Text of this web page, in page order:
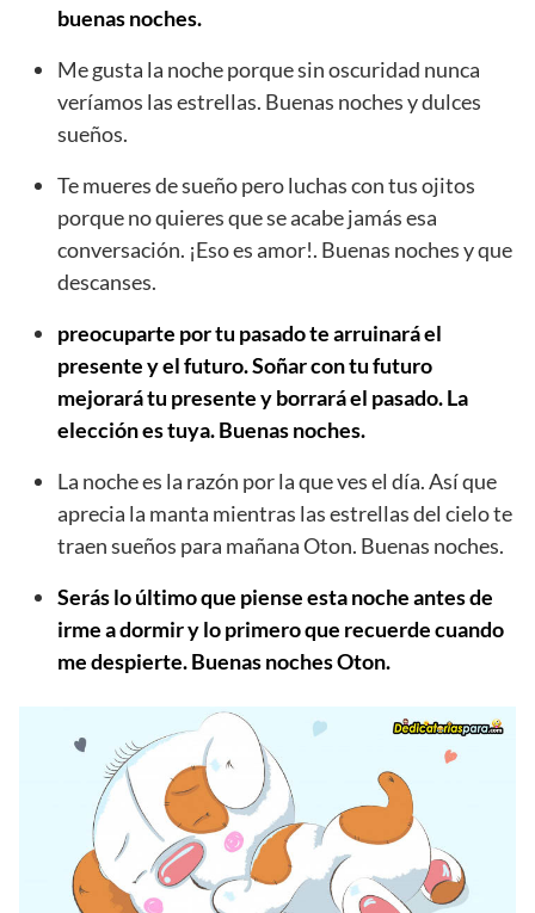
buenas noches.
Me gusta la noche porque sin oscuridad nunca
veríamos las estrellas. Buenas noches y dulces
sueños.
Te mueres de sueño pero luchas con tus ojitos
porque no quieres que se acabe jamás esa
conversación. ¡Eso es amor!. Buenas noches y que
descanses.
preocuparte por tu pasado te arruinará el
presente y el futuro. Soñar con tu futuro
mejorará tu presente y borrará el pasado. La
elección es tuya. Buenas noches.
La noche es la razón por la que ves el día. Así que
aprecia la manta mientras las estrellas del cielo te
traen sueños para mañana Oton. Buenas noches.
Serás lo último que piense esta noche antes de
irme a dormir y lo primero que recuerde cuando
me despierte. Buenas noches Oton.